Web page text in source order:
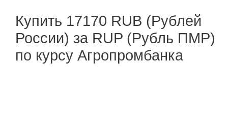
Купить 17170 RUB (Рублей
России) за RUP (Рубль ПМР)
по курсу Агропромбанка